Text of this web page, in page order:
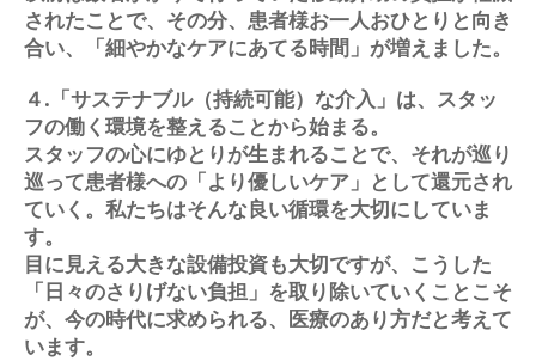
されたことで、その分、患者様お一人おひとりと向き
合い、「細やかなケアにあてる時間」が増えました。
４.「サステナブル（持続可能）な介入」は、スタッ
フの働く環境を整えることから始まる。
スタッフの心にゆとりが生まれることで、それが巡り
巡って患者様への「より優しいケア」として還元され
ていく。私たちはそんな良い循環を大切にしていま
す。
目に見える大きな設備投資も大切ですが、こうした
「日々のさりげない負担」を取り除いていくことこそ
が、今の時代に求められる、医療のあり方だと考えて
います。